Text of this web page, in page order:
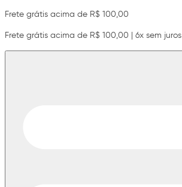
Frete grátis acima de R$ 100,00
Frete grátis acima de R$ 100,00 | 6x sem juros